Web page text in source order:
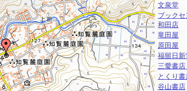
文泉堂
ブック
和田店
竜田屋
原田屋
福留日新
三愛書
とくり書
谷山書店